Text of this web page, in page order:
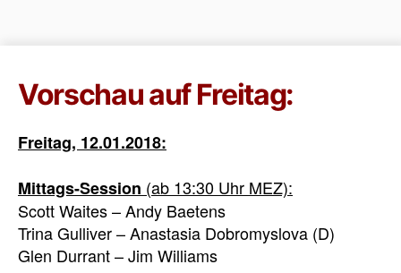
Vorschau auf Freitag:
Freitag, 12.01.2018:
Mittags-Session (ab 13:30 Uhr MEZ):
Scott Waites – Andy Baetens
Trina Gulliver – Anastasia Dobromyslova (D)
Glen Durrant – Jim Williams